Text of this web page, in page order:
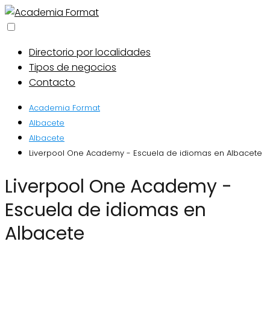
Directorio por localidades
Tipos de negocios
Contacto
Academia Format
Albacete
Albacete
Liverpool One Academy - Escuela de idiomas en Albacete
Liverpool One Academy -
Escuela de idiomas en
Albacete